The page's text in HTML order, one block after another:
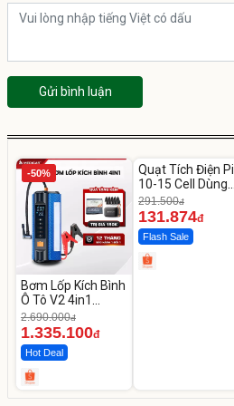
Gửi bình luận
-50%
Bơm Lốp Kích Bình
Ô Tô V2 4in1
MEDICAR –
12.000mAh
2.690.000đ
1.335.100đ
Hot Deal
-54%
Quạt Tích Điện
10-15 Cell Dùng
Liên Tục 4-8H
291.500đ
131.874đ
Flash Sale